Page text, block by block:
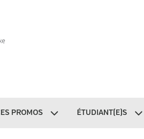
PROMOS ÉTUDIANT(E)S